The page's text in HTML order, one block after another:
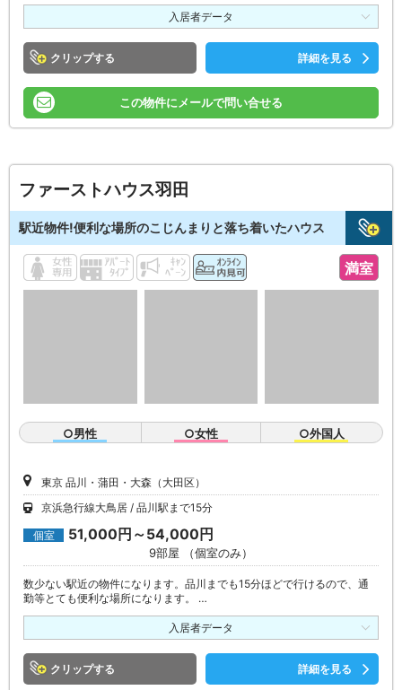
入居者データ
クリップ 詳細を見る
この物件にメールで問い合せる
ファーストハウス羽田
駅近物件!便利な場所のこじんまりと落ち着いたハウス
満室
○男性 ○女性 ○外国人
東京 品川・蒲田・大森（大田区）
京浜急行線大鳥居
品川駅まで15分
個室 51,000円～54,000円
9部屋 （個室のみ）
数少ない駅近の物件になります。品川までも15分ほどで行けるので、通
勤等とても便利な場所になります。 …
入居者データ
クリップ 詳細を見る